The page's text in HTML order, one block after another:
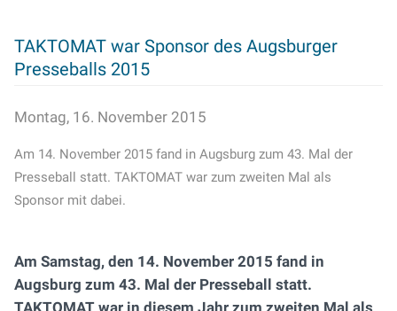
TAKTOMAT war Sponsor des Augsburger
Presseballs 2015
Montag, 16. November 2015
Am 14. November 2015 fand in Augsburg zum 43. Mal der
Presseball statt. TAKTOMAT war zum zweiten Mal als
Sponsor mit dabei.
Am Samstag, den 14. November 2015 fand in
Augsburg zum 43. Mal der Presseball statt.
TAKTOMAT war in diesem Jahr zum zweiten Mal als